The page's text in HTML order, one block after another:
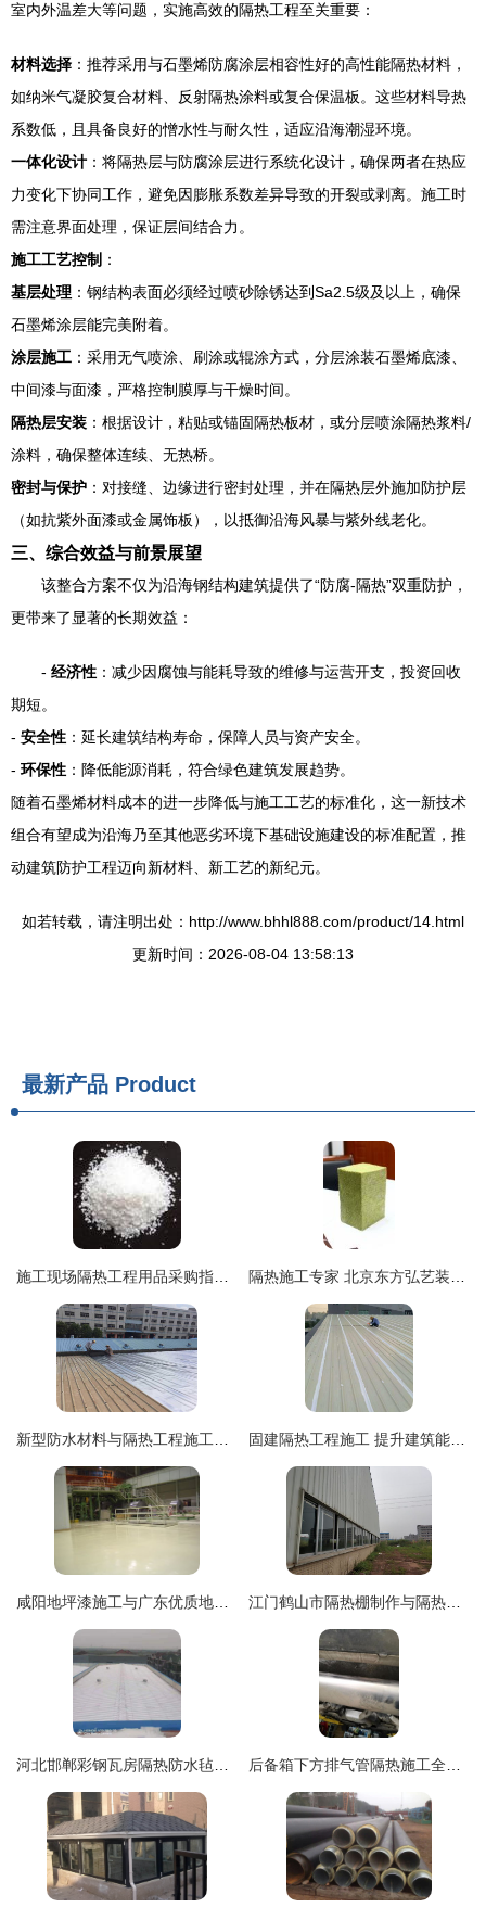
室内外温差大等问题，实施高效的隔热工程至关重要：
材料选择 ：推荐采用与石墨烯防腐涂层相容性好的高性能隔热材料，
如纳米气凝胶复合材料、反射隔热涂料或复合保温板。这些材料导热
系数低，且具备良好的憎水性与耐久性，适应沿海潮湿环境。
一体化设计 ：将隔热层与防腐涂层进行系统化设计，确保两者在热应
力变化下协同工作，避免因膨胀系数差异导致的开裂或剥离。施工时
需注意界面处理，保证层间结合力。
施工工艺控制 ：
基层处理 ：钢结构表面必须经过喷砂除锈达到Sa2.5级及以上，确保
石墨烯涂层能完美附着。
涂层施工 ：采用无气喷涂、刷涂或辊涂方式，分层涂装石墨烯底漆、
中间漆与面漆，严格控制膜厚与干燥时间。
隔热层安装 ：根据设计，粘贴或锚固隔热板材，或分层喷涂隔热浆料/
涂料，确保整体连续、无热桥。
密封与保护 ：对接缝、边缘进行密封处理，并在隔热层外施加防护层
（如抗紫外面漆或金属饰板），以抵御沿海风暴与紫外线老化。
三、综合效益与前景展望
该整合方案不仅为沿海钢结构建筑提供了“防腐-隔热”双重防护，
更带来了显著的长期效益：
- 经济性 ：减少因腐蚀与能耗导致的维修与运营开支，投资回收
期短。
- 安全性 ：延长建筑结构寿命，保障人员与资产安全。
- 环保性 ：降低能源消耗，符合绿色建筑发展趋势。
随着石墨烯材料成本的进一步降低与施工工艺的标准化，这一新技术
组合有望成为沿海乃至其他恶劣环境下基础设施建设的标准配置，推
动建筑防护工程迈向新材料、新工艺的新纪元。
如若转载，请注明出处：http://www.bhhl888.com/product/14.html
更新时间：2026-08-04 13:58:13
最新产品 Product